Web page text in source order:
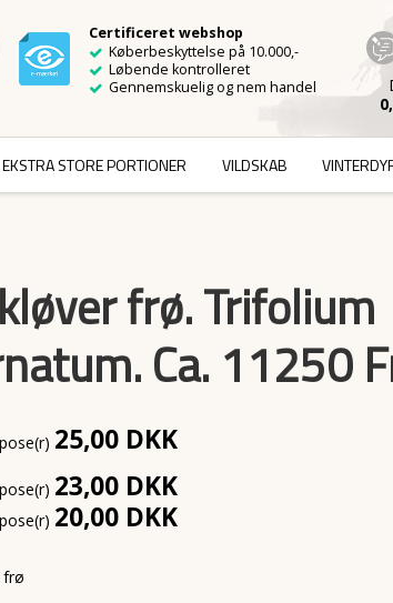
Certificeret webshop
Køberbeskyttelse på 10.000,-
Løbende kontrolleret
Gennemskuelig og nem handel
STORE PORTIONER VILDSKAB
frø. Trifolium
Ca. 11250
25,00 DKK
23,00 DKK
20,00 DKK
frø